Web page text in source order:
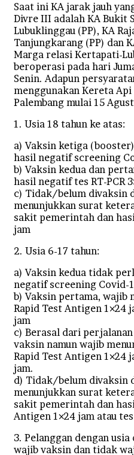
Saat ini KA jarak jauh
Divre III adalah KA Bukit
Lubuklinggau (PP), KA
Tanjungkarang (PP) dan
Marga relasi Kertapati-
beroperasi pada hari
Senin. Adapun
menggunakan Kereta
Palembang mulai 15
1. Usia 18 tahun ke atas:
a) Vaksin ketiga
hasil negatif screening
b) Vaksin kedua dan
hasil negatif tes RT-PCR
c) Tidak/belum divaksin
menunjukkan surat
sakit pemerintah dan
jam
2. Usia 6-17 tahun:
a) Vaksin kedua tidak
negatif screening Covid-
b) Vaksin pertama, wajib
Rapid Test Antigen 1×24
jam
c) Berasal dari
vaksin namun wajib
Rapid Test Antigen 1×24
jam.
d) Tidak/belum divaksin
menunjukkan surat
sakit pemerintah dan
Antigen 1×24 jam atau tes
3. Pelanggan dengan
wajib vaksin dan tidak